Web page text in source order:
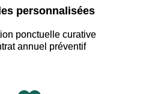
personnalisées
ponctuelle curative
annuel préventif